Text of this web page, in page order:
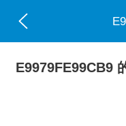
E9979FE99CB9